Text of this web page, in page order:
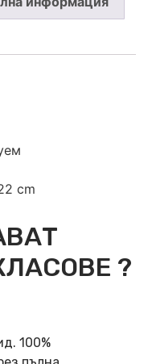
cm
?
100%